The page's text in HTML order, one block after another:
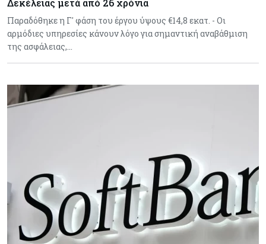
Παραδόθηκε η Γ' φάση του έργου ύψους €14,8 εκατ. - Οι
αρμόδιες υπηρεσίες κάνουν λόγο για σημαντική αναβάθμιση
της ασφάλειας,…